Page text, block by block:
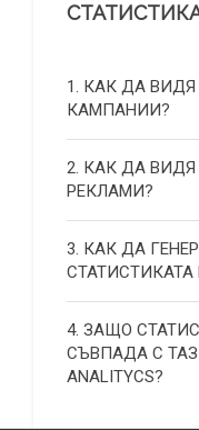
1. КАК ДА
КАМПАНИИ?
2. КАК ДА
РЕКЛАМИ?
3. КАК ДА
СТАТИСТИКАТА
4. ЗАЩО
СЪВПАДА С
ANALITYCS?